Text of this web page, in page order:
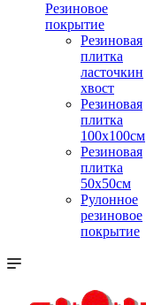
Резиновое
покрытие
Резиновая
плитка
ласточкин
хвост
Резиновая
плитка
100х100см
Резиновая
плитка
50х50см
Рулонное
резиновое
покрытие